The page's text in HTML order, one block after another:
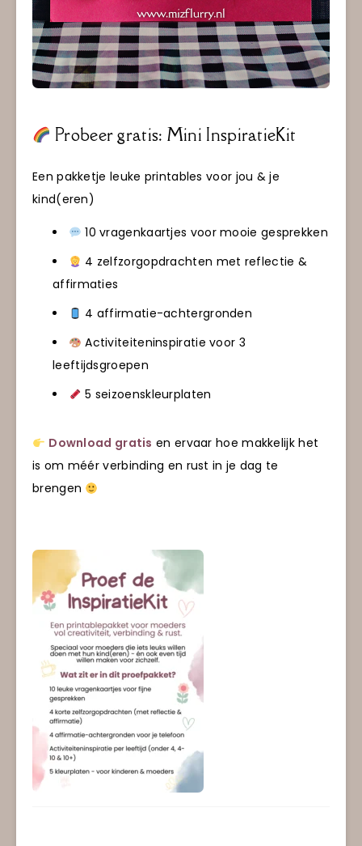
Probeer gratis: Mini InspiratieKit
Een pakketje leuke printables voor jou & je
kind(eren)
10 vragenkaartjes voor mooie gesprekken
4 zelfzorgopdrachten met reflectie &
affirmaties
4 affirmatie-achtergronden
Activiteiteninspiratie voor 3
leeftijdsgroepen
5 seizoenskleurplaten
Download gratis en ervaar hoe makkelijk het
is om méér verbinding en rust in je dag te
brengen